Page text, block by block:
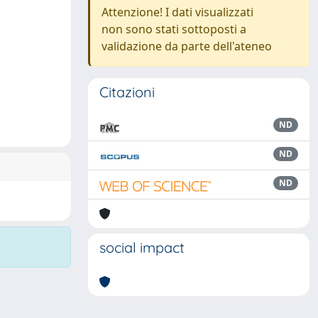
Attenzione! I dati visualizzati
non sono stati sottoposti a
validazione da parte dell'ateneo
Citazioni
ND
ND
ND
social impact